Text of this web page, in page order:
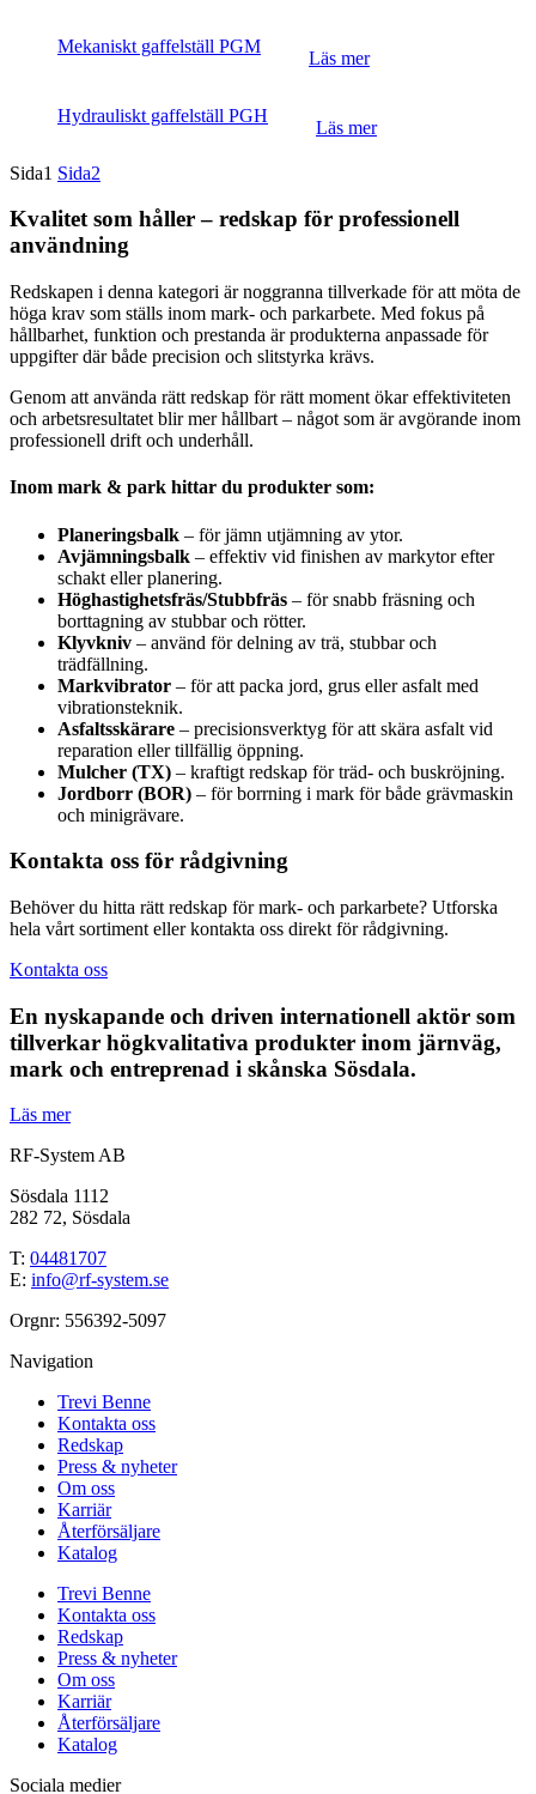
Mekaniskt gaffelställ PGM
Läs mer
Hydrauliskt gaffelställ PGH
Läs mer
Sida1 Sida2
Kvalitet som håller – redskap för professionell
användning
Redskapen i denna kategori är noggranna tillverkade för att möta de
höga krav som ställs inom mark- och parkarbete. Med fokus på
hållbarhet, funktion och prestanda är produkterna anpassade för
uppgifter där både precision och slitstyrka krävs.
Genom att använda rätt redskap för rätt moment ökar effektiviteten
och arbetsresultatet blir mer hållbart – något som är avgörande inom
professionell drift och underhåll.
Inom mark & park hittar du produkter som:
Planeringsbalk – för jämn utjämning av ytor.
Avjämningsbalk – effektiv vid finishen av markytor efter
schakt eller planering.
Höghastighetsfräs/Stubbfräs – för snabb fräsning och
borttagning av stubbar och rötter.
Klyvkniv – använd för delning av trä, stubbar och
trädfällning.
Markvibrator – för att packa jord, grus eller asfalt med
vibrationsteknik.
Asfaltsskärare – precisionsverktyg för att skära asfalt vid
reparation eller tillfällig öppning.
Mulcher (TX) – kraftigt redskap för träd- och buskröjning.
Jordborr (BOR) – för borrning i mark för både grävmaskin
och minigrävare.
Kontakta oss för rådgivning
Behöver du hitta rätt redskap för mark- och parkarbete? Utforska
hela vårt sortiment eller kontakta oss direkt för rådgivning.
Kontakta oss
En nyskapande och driven internationell aktör som
tillverkar högkvalitativa produkter inom järnväg,
mark och entreprenad i skånska Sösdala.
Läs mer
RF-System AB
Sösdala 1112
282 72, Sösdala
T: 04481707
E: info@rf-system.se
Orgnr: 556392-5097
Navigation
Trevi Benne
Kontakta oss
Redskap
Press & nyheter
Om oss
Karriär
Återförsäljare
Katalog
Trevi Benne
Kontakta oss
Redskap
Press & nyheter
Om oss
Karriär
Återförsäljare
Katalog
Sociala medier